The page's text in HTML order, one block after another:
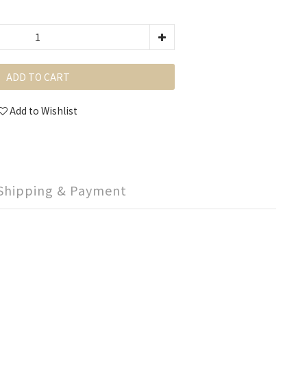
ADD TO CART
Add to Wishlist
& Payment